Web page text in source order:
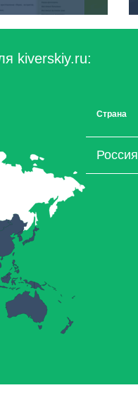
kiverskiy.ru:
Страна
Россия